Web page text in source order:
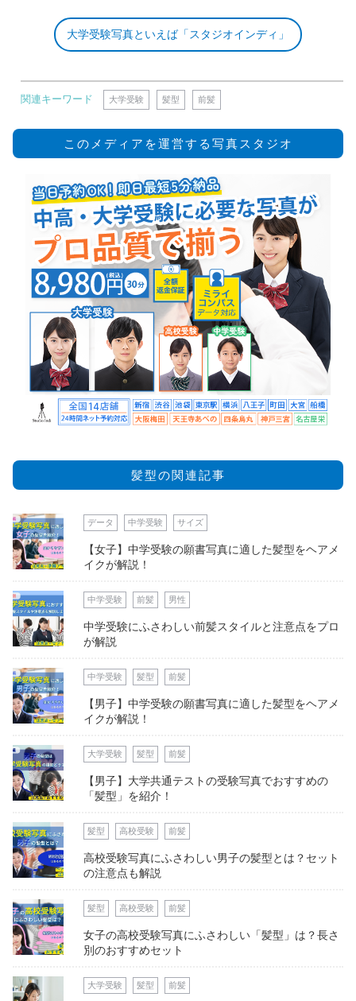
大学受験写真といえば「スタジオインディ」
関連キーワード 大学受験 髪型 前髪
このメディアを運営する写真スタジオ
髪型の関連記事
データ 中学受験 サイズ
【女子】中学受験の願書写真に適した髪型をヘアメ
イクが解説！
中学受験 前髪 男性
中学受験にふさわしい前髪スタイルと注意点をプロ
が解説
中学受験 髪型 前髪
【男子】中学受験の願書写真に適した髪型をヘアメ
イクが解説！
大学受験 髪型 前髪
【男子】大学共通テストの受験写真でおすすめの
「髪型」を紹介！
髪型 高校受験 前髪
高校受験写真にふさわしい男子の髪型とは？セット
の注意点も解説
髪型 高校受験 前髪
女子の高校受験写真にふさわしい「髪型」は？長さ
別のおすすめセット
大学受験 髪型 前髪